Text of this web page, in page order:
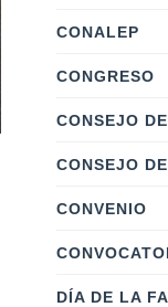
CONALEP
CONGRESO
CONSEJO
CONSEJO
CONVENIO
DÍA DE LA